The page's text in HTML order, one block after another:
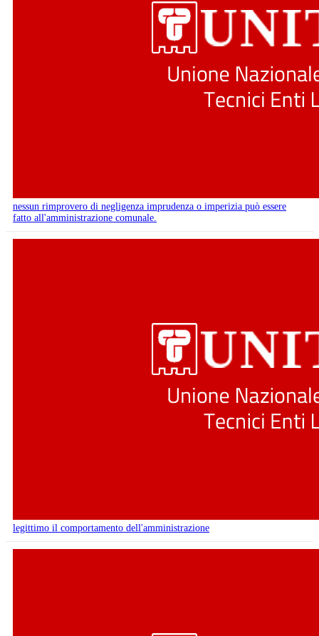
nessun rimprovero di negligenza imprudenza o imperizia può essere
fatto all'amministrazione comunale.
legittimo il comportamento dell'amministrazione